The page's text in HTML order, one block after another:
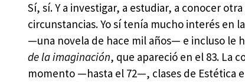
Sí, sí. Y a investigar, a estudiar, a conocer
circunstancias. Yo sí tenía mucho interés en
—una novela de hace mil años— e incluso le
de la imaginación, que apareció en el 83. La
momento —hasta el 72—, clases de Estética